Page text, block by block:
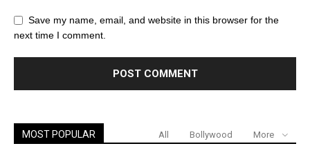
Save my name, email, and website in this browser for the
next time I comment.
MOST POPULAR All Bollywood More